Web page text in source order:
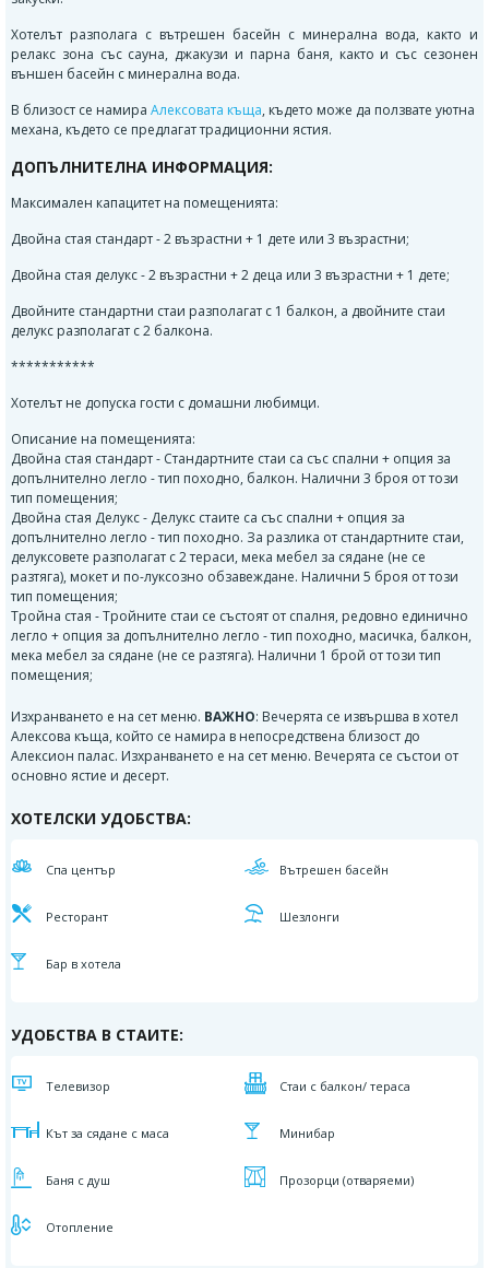
Хотелът разполага с вътрешен басейн с минерална вода, както и
релакс зона със сауна, джакузи и парна баня, както и със сезонен
външен басейн с минерална вода.
В близост се намира Алексовата къща, където може да ползвате уютна
механа, където се предлагат традиционни ястия.
ДОПЪЛНИТЕЛНА ИНФОРМАЦИЯ:
Максимален капацитет на помещенията:
Двойна стая стандарт - 2 възрастни + 1 дете или 3 възрастни;
Двойна стая делукс - 2 възрастни + 2 деца или 3 възрастни + 1 дете;
Двойните стандартни стаи разполагат с 1 балкон, а двойните стаи
делукс разполагат с 2 балкона.
***********
Хотелът не допуска гости с домашни любимци.
Описание на помещенията:
Двойна стая стандарт - Стандартните стаи са със спални + опция за
допълнително легло - тип походно, балкон. Налични 3 броя от този
тип помещения;
Двойна стая Делукс - Делукс стаите са със спални + опция за
допълнително легло - тип походно. За разлика от стандартните стаи,
делуксовете разполагат с 2 тераси, мека мебел за сядане (не се
разтяга), мокет и по-луксозно обзавеждане. Налични 5 броя от този
тип помещения;
Тройна стая - Тройните стаи се състоят от спалня, редовно единично
легло + опция за допълнително легло - тип походно, масичка, балкон,
мека мебел за сядане (не се разтяга). Налични 1 брой от този тип
помещения;
Изхранването е на сет меню. ВАЖНО: Вечерята се извършва в хотел
Алексова къща, който се намира в непосредствена близост до
Алексион палас. Изхранването е на сет меню. Вечерята се състои от
основно ястие и десерт.
ХОТЕЛСКИ УДОБСТВА:
Спа център Вътрешен басейн
Ресторант Шезлонги
Бар в хотела
УДОБСТВА В СТАИТЕ:
Телевизор Стаи с балкон/ тераса
Кът за сядане с маса Минибар
Баня с душ Прозорци (отваряеми)
Отопление